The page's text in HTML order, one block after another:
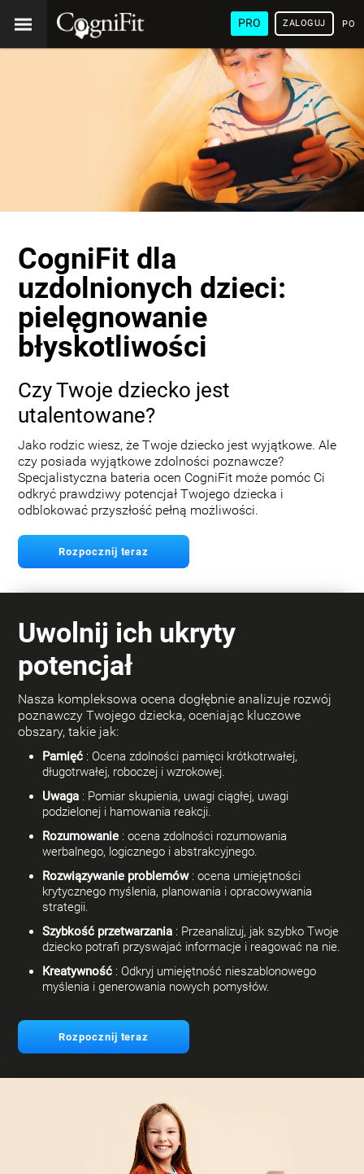
PRO ZALOGUJ
CogniFit dla
uzdolnionych dzieci:
pielęgnowanie
błyskotliwości
Czy Twoje dziecko jest
utalentowane?
Jako rodzic wiesz, że Twoje dziecko jest wyjątkowe. Ale
czy posiada wyjątkowe zdolności poznawcze?
Specjalistyczna bateria ocen CogniFit może pomóc Ci
odkryć prawdziwy potencjał Twojego dziecka i
odblokować przyszłość pełną możliwości.
Rozpocznij teraz
Uwolnij ich ukryty
potencjał
Nasza kompleksowa ocena dogłębnie analizuje rozwój
poznawczy Twojego dziecka, oceniając kluczowe
obszary, takie jak:
Pamięć : Ocena zdolności pamięci krótkotrwałej,
długotrwałej, roboczej i wzrokowej.
Uwaga : Pomiar skupienia, uwagi ciągłej, uwagi
podzielonej i hamowania reakcji.
Rozumowanie : ocena zdolności rozumowania
werbalnego, logicznego i abstrakcyjnego.
Rozwiązywanie problemów: ocena umiejętności
krytycznego myślenia, planowania i opracowywania
strategii.
Szybkość przetwarzania : Przeanalizuj, jak szybko Twoje
dziecko potrafi przyswajać informacje i reagować na nie.
Kreatywność : Odkryj umiejętność nieszablonowego
myślenia i generowania nowych pomysłów.
Rozpocznij teraz